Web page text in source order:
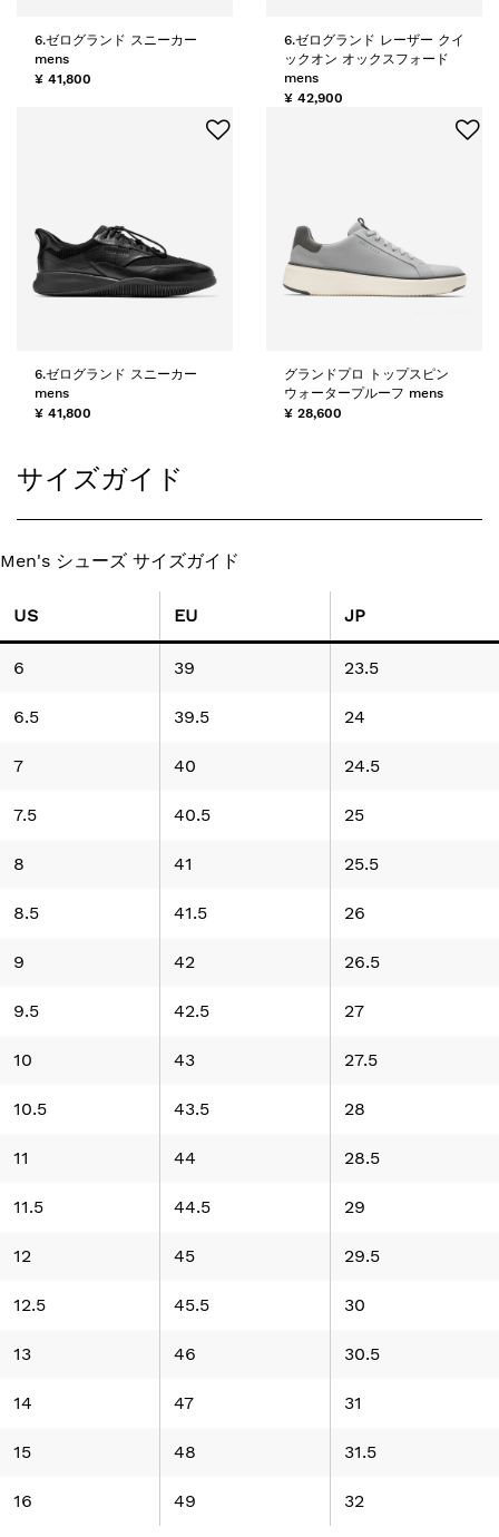
6.ゼログランド スニーカー
mens
¥ 41,800
6.ゼログランド レーザー クイ
ックオン オックスフォード
mens
¥ 42,900
6.ゼログランド スニーカー
mens
¥ 41,800
グランドプロ トップスピン
ウォータープルーフ mens
¥ 28,600
サイズガイド
Men's シューズ サイズガイド
US EU JP
6 39 23.5
6.5 39.5 24
7 40 24.5
7.5 40.5 25
8 41 25.5
8.5 41.5 26
9 42 26.5
9.5 42.5 27
10 43 27.5
10.5 43.5 28
11 44 28.5
11.5 44.5 29
12 45 29.5
12.5 45.5 30
13 46 30.5
14 47 31
15 48 31.5
16 49 32